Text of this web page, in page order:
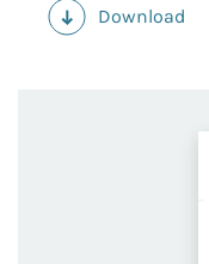
Download
(PDF)